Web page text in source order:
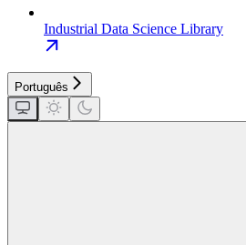
Industrial Data Science Library
Português